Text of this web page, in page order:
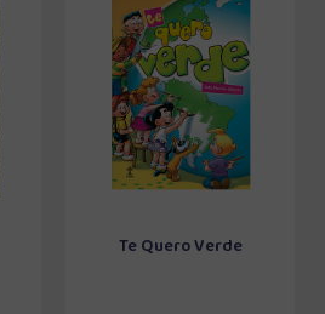
Te Quero Verde